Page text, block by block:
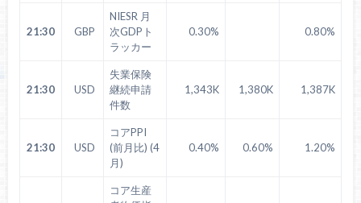
21:30 GBP
NIESR 月
次GDPト
ラッカー
0.30% 0.80%
21:30 USD
失業保険
継続申請
件数
1,343K 1,380K 1,387K
21:30 USD
コアPPI
(前月比) (4
月)
0.40% 0.60% 1.20%
コア生産